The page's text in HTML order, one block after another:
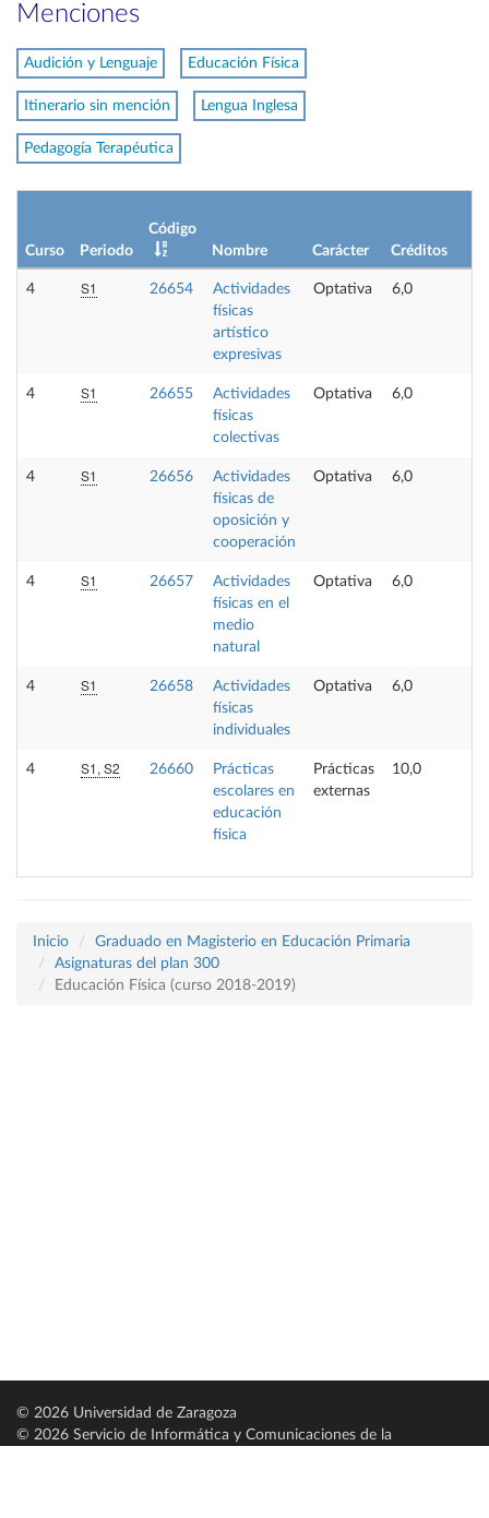
Menciones
Audición y Lenguaje Educación Física
Itinerario sin mención Lengua Inglesa
Pedagogía Terapéutica
Curso Periodo
Código
Nombre
Carácter Créditos
4 S1 26654
Actividades
físicas
artístico
expresivas
Optativa 6,0
4 S1 26655
Actividades
físicas
colectivas
Optativa 6,0
4 S1 26656
Actividades
físicas de
oposición y
cooperación
Optativa 6,0
4 S1 26657
Actividades
físicas en el
medio
natural
Optativa 6,0
4 S1 26658
Actividades
físicas
individuales
Optativa 6,0
4 S1, S2 26660
Prácticas
escolares en
educación
física
Prácticas
externas
10,0
Inicio
Graduado en Magisterio en Educación Primaria
Asignaturas del plan 300
Educación Física (curso 2018-2019)
© 2026 Universidad de Zaragoza
© 2026 Servicio de Informática y Comunicaciones de la